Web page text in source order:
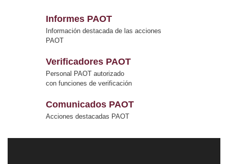
Informes PAOT
Información destacada de las acciones
PAOT
Verificadores PAOT
Personal PAOT autorizado
con funciones de verificación
Comunicados PAOT
Acciones destacadas PAOT